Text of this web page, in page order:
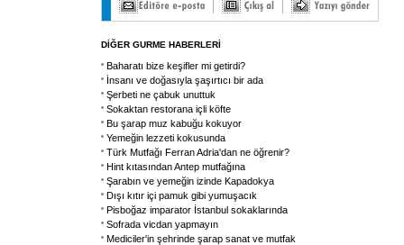
DİĞER GURME HABERLERİ
Baharatı bize keşifler mi getirdi?
İnsanı ve doğasıyla şaşırtıcı bir ada
Şerbeti ne çabuk unuttuk
Sokaktan restorana içli köfte
Bu şarap muz kabuğu kokuyor
Yemeğin lezzeti kokusunda
Türk Mutfağı Ferran Adria'dan ne öğrenir?
Hint kıtasından Antep mutfağına
Şarabın ve yemeğin izinde Kapadokya
Dışı kıtır içi pamuk gibi yumuşacık
Pisboğaz imparator İstanbul sokaklarında
Sofrada vicdan yapmayın
Mediciler'in şehrinde şarap sanat ve mutfak